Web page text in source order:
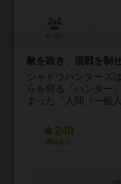
敵を欺き、混戦を制
シャドウハンターズ
らを狩る「ハンター
まった「人間（一般
249
興味あり